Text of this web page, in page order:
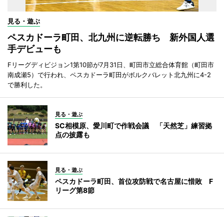
見る・遊ぶ
ペスカドーラ町田、北九州に逆転勝ち 新外国人選
手デビューも
Fリーグディビジョン1第10節が7月31日、町田市立総合体育館（町田市
南成瀬5）で行われ、ペスカドーラ町田がボルクバレット北九州に4-2
で勝利した。
見る・遊ぶ
SC相模原、愛川町で作戦会議 「天然芝」練習拠
点の披露も
見る・遊ぶ
ペスカドーラ町田、首位攻防戦で名古屋に惜敗 F
リーグ第8節